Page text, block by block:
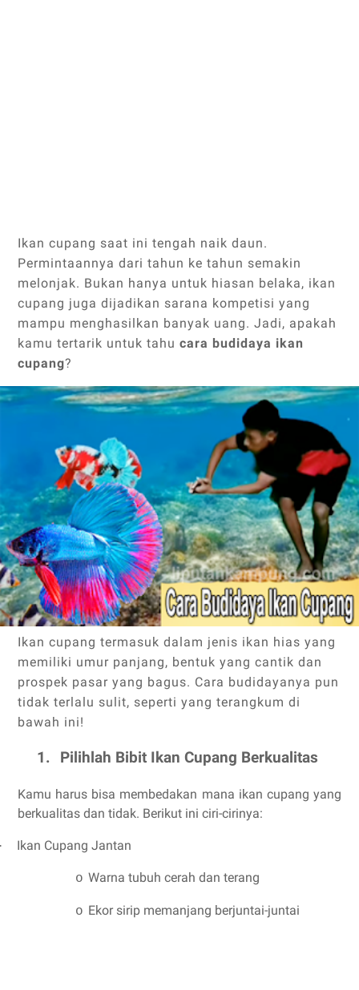
Ikan cupang saat ini tengah naik daun.
Permintaannya dari tahun ke tahun semakin
melonjak. Bukan hanya untuk hiasan belaka, ikan
cupang juga dijadikan sarana kompetisi yang
mampu menghasilkan banyak uang. Jadi, apakah
kamu tertarik untuk tahu cara budidaya ikan
cupang?
Ikan cupang termasuk dalam jenis ikan hias yang
memiliki umur panjang, bentuk yang cantik dan
prospek pasar yang bagus. Cara budidayanya pun
tidak terlalu sulit, seperti yang terangkum di
bawah ini!
1. Pilihlah Bibit Ikan Cupang Berkualitas
Kamu harus bisa membedakan mana ikan cupang yang
berkualitas dan tidak. Berikut ini ciri-cirinya:
Ikan Cupang Jantan
o Warna tubuh cerah dan terang
o Ekor sirip memanjang berjuntai-juntai